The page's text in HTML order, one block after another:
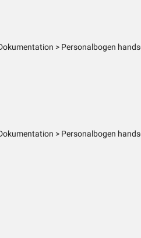
> Personalbogen
> Personalbogen